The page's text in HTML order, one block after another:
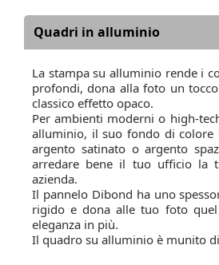
Quadri in alluminio
La stampa su alluminio rende i
profondi, dona alla foto un
classico effetto opaco.
Per ambienti moderni o high-
alluminio, il suo fondo di colore
argento satinato o argento
arredare bene il tuo ufficio la
azienda.
Il pannelo Dibond ha uno
rigido e dona alle tuo foto
eleganza in più.
Il quadro su alluminio è munito